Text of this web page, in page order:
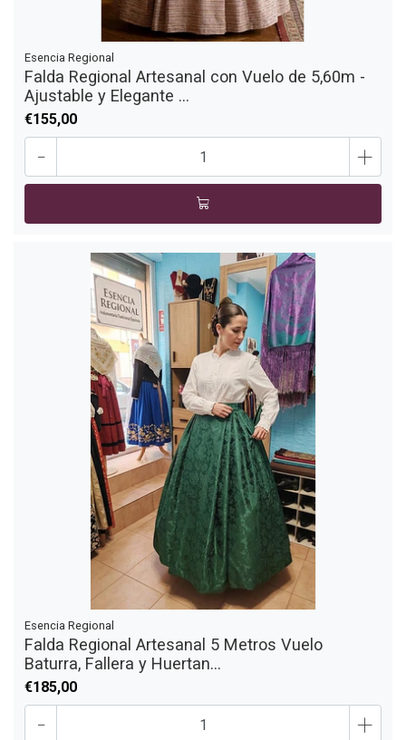
Esencia Regional
Falda Regional Artesanal con Vuelo de 5,60m -
Ajustable y Elegante ...
€155,00
- +
Esencia Regional
Falda Regional Artesanal 5 Metros Vuelo
Baturra, Fallera y Huertan...
€185,00
- +